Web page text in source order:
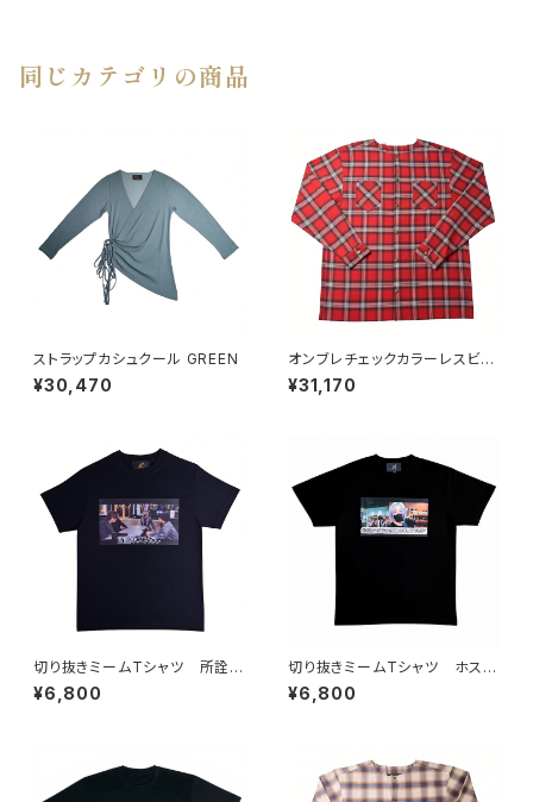
同じカテゴリの商品
ストラップカシュクール GREEN
¥30,470
オンブレチェックカラーレスビッ
グシャツ RED
¥31,170
切り抜きミームTシャツ 所詮ホ
ストだし
¥6,800
切り抜きミームTシャツ ホスト
に奢ってもらおう
¥6,800